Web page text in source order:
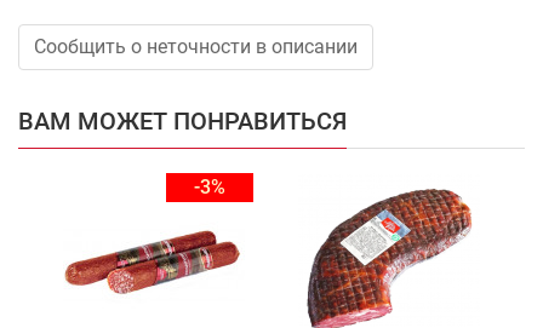
Сообщить о неточности в описании
ВАМ МОЖЕТ ПОНРАВИТЬСЯ
-3%